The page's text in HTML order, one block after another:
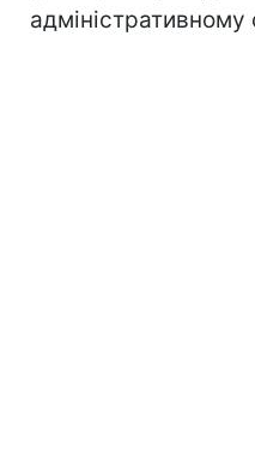
адміністративному